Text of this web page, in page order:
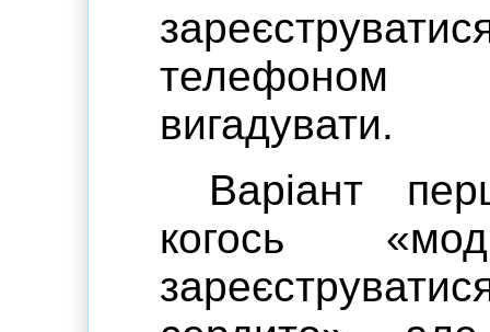
телефоном
вигадувати.
Варіант
когось